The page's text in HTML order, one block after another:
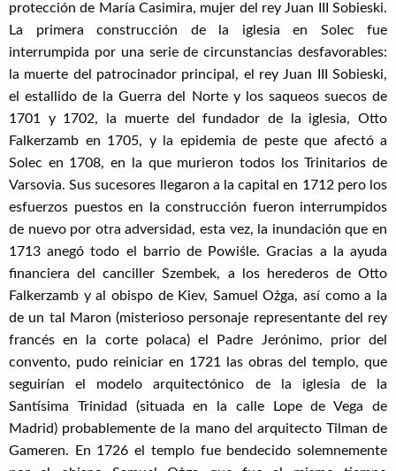
protección de María Casimira, mujer del rey Juan III Sobieski.
La primera construcción de la iglesia en Solec fue
interrumpida por una serie de circunstancias desfavorables:
la muerte del patrocinador principal, el rey Juan III Sobieski,
el estallido de la Guerra del Norte y los saqueos suecos de
1701 y 1702, la muerte del fundador de la iglesia, Otto
Falkerzamb en 1705, y la epidemia de peste que afectó a
Solec en 1708, en la que murieron todos los Trinitarios de
Varsovia. Sus sucesores llegaron a la capital en 1712 pero los
esfuerzos puestos en la construcción fueron interrumpidos
de nuevo por otra adversidad, esta vez, la inundación que en
1713 anegó todo el barrio de Powiśle. Gracias a la ayuda
financiera del canciller Szembek, a los herederos de Otto
Falkerzamb y al obispo de Kiev, Samuel Ożga, así como a la
de un tal Maron (misterioso personaje representante del rey
francés en la corte polaca) el Padre Jerónimo, prior del
convento, pudo reiniciar en 1721 las obras del templo, que
seguirían el modelo arquitectónico de la iglesia de la
Santísima Trinidad (situada en la calle Lope de Vega de
Madrid) probablemente de la mano del arquitecto Tilman de
Gameren. En 1726 el templo fue bendecido solemnemente